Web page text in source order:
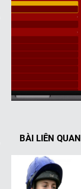
BÀI LIÊN QUAN